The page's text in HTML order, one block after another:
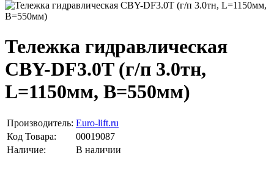
Тележка гидравлическая
CBY-DF3.0T (г/п 3.0тн,
L=1150мм, B=550мм)
Производитель: Euro-lift.ru
Код Товара:
00019087
Наличие:
В наличии